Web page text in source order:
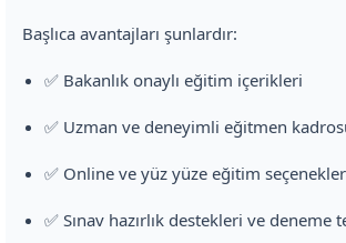
Başlıca avantajları şunlardır:
✅ Bakanlık onaylı eğitim içerikleri
✅ Uzman ve deneyimli eğitmen
✅ Online ve yüz yüze eğitim
✅ Sınav hazırlık destekleri ve deneme